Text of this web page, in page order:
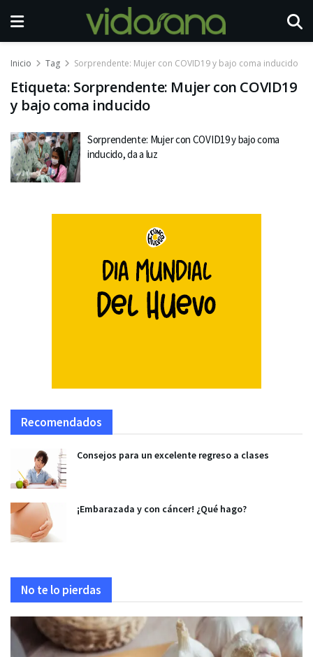
Inicio Tag Sorprendente: Mujer con COVID19 y bajo coma inducido
Etiqueta: Sorprendente: Mujer con COVID19
y bajo coma inducido
Sorprendente: Mujer con COVID19 y bajo coma
inducido, da a luz
Recomendados
Consejos para un excelente regreso a clases
¡Embarazada y con cáncer! ¿Qué hago?
No te lo pierdas